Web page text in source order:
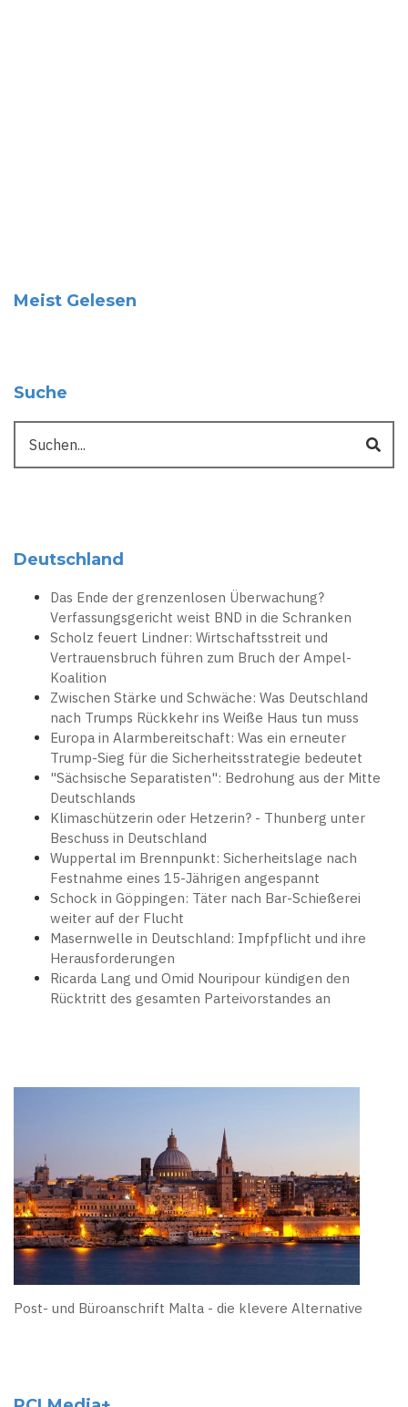
Meist Gelesen
Suche
Deutschland
Das Ende der grenzenlosen Überwachung?
Verfassungsgericht weist BND in die Schranken
Scholz feuert Lindner: Wirtschaftsstreit und
Vertrauensbruch führen zum Bruch der Ampel-
Koalition
Zwischen Stärke und Schwäche: Was Deutschland
nach Trumps Rückkehr ins Weiße Haus tun muss
Europa in Alarmbereitschaft: Was ein erneuter
Trump-Sieg für die Sicherheitsstrategie bedeutet
"Sächsische Separatisten": Bedrohung aus der Mitte
Deutschlands
Klimaschützerin oder Hetzerin? - Thunberg unter
Beschuss in Deutschland
Wuppertal im Brennpunkt: Sicherheitslage nach
Festnahme eines 15-Jährigen angespannt
Schock in Göppingen: Täter nach Bar-Schießerei
weiter auf der Flucht
Masernwelle in Deutschland: Impfpflicht und ihre
Herausforderungen
Ricarda Lang und Omid Nouripour kündigen den
Rücktritt des gesamten Parteivorstandes an
Post- und Büroanschrift Malta - die klevere Alternative